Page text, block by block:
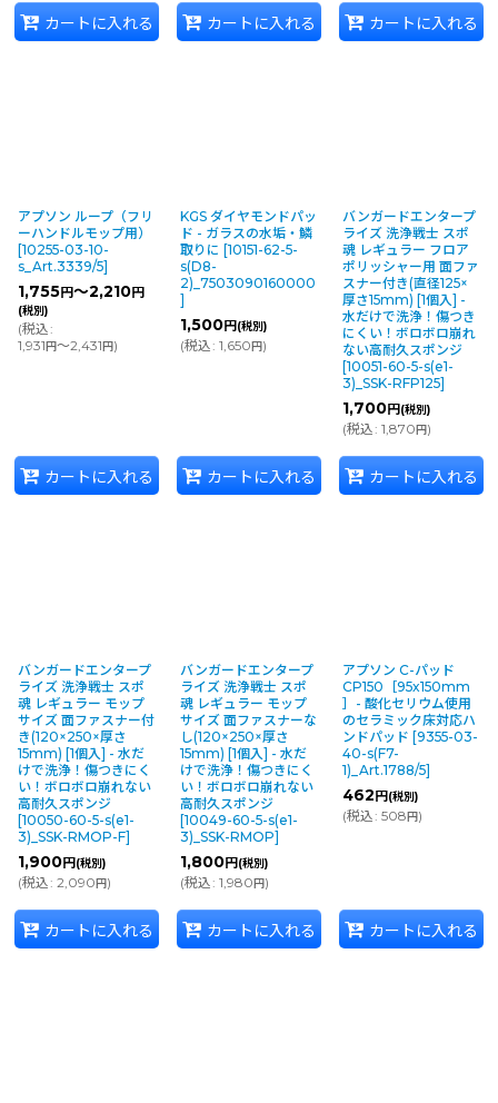
カートに入れる カートに入れる カートに入れる
アプソン ループ（フリ
ーハンドルモップ用）
[10255-03-10-
s_Art.3339/5]
1,755円～2,210円
(税別)
(税込:
1,931円～2,431円)
カートに入れる
KGS ダイヤモンドパッ
ド - ガラスの水垢・鱗
取りに [10151-62-5-
s(D8-
2)_7503090160000
]
1,500円 (税別)
(税込: 1,650円)
カートに入れる
バンガードエンタープ
ライズ 洗浄戦士 スポ
魂 レギュラー フロア
ポリッシャー用 面ファ
スナー付き(直径125×
厚さ15mm) [1個入] -
水だけで洗浄！傷つき
にくい！ボロボロ崩れ
ない高耐久スポンジ
[10051-60-5-s(e1-
3)_SSK-RFP125]
1,700円 (税別)
(税込: 1,870円)
カートに入れる
バンガードエンタープ
ライズ 洗浄戦士 スポ
魂 レギュラー モップ
サイズ 面ファスナー付
き(120×250×厚さ
15mm) [1個入] - 水だ
けで洗浄！傷つきにく
い！ボロボロ崩れない
高耐久スポンジ
[10050-60-5-s(e1-
3)_SSK-RMOP-F]
1,900円 (税別)
(税込: 2,090円)
カートに入れる
バンガードエンタープ
ライズ 洗浄戦士 スポ
魂 レギュラー モップ
サイズ 面ファスナーな
し(120×250×厚さ
15mm) [1個入] - 水だ
けで洗浄！傷つきにく
い！ボロボロ崩れない
高耐久スポンジ
[10049-60-5-s(e1-
3)_SSK-RMOP]
1,800円 (税別)
(税込: 1,980円)
カートに入れる
アプソン C-パッド
CP150［95x150mm
］- 酸化セリウム使用
のセラミック床対応ハ
ンドパッド [9355-03-
40-s(F7-
1)_Art.1788/5]
462 円 (税別)
(税込: 508円)
カートに入れる